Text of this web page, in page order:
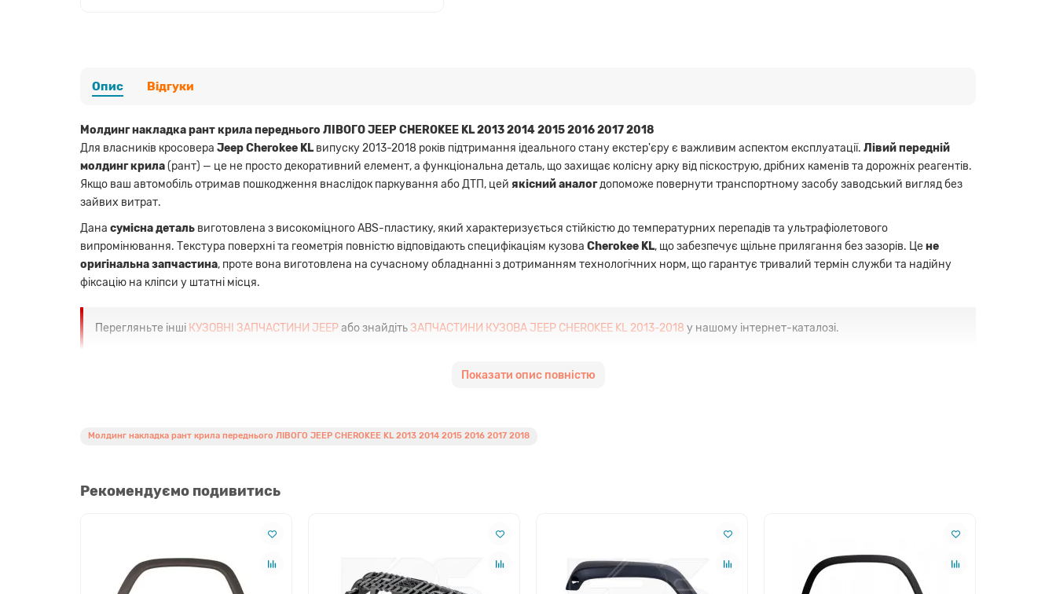
Опис Відгуки
Молдинг накладка рант крила переднього ЛІВОГО JEEP CHEROKEE KL 2013 2014 2015 2016 2017 2018
Для власників кросовера Jeep Cherokee KLвипуску 2013-2018 років підтримання ідеального стану екстер'єру є важливим аспектом експлуатації. Лівий передній
молдинг крила(рант) — це не просто декоративний елемент, а функціональна деталь, що захищає колісну арку від піскострую, дрібних каменів та дорожніх реагентів.
Якщо ваш автомобіль отримав пошкодження внаслідок паркування або ДТП, цей якісний аналогдопоможе повернути транспортному засобу заводський вигляд без
зайвих витрат.
Дана сумісна деталь виготовлена з високоміцного ABS-пластику, який характеризується стійкістю до температурних перепадів та ультрафіолетового
випромінювання. Текстура поверхні та геометрія повністю відповідають специфікаціям кузова Cherokee KL, що забезпечує щільне прилягання без зазорів. Цене
оригінальна запчастина, проте вона виготовлена на сучасному обладнанні з дотриманням технологічних норм, що гарантує тривалий термін служби та надійну
фіксацію на кліпси у штатні місця.
Перегляньте інші КУЗОВНІ ЗАПЧАСТИНИ JEEPабо знайдітьЗАПЧАСТИНИ КУЗОВА JEEP CHEROKEE KL 2013-2018 у нашому інтернет-каталозі.
Хороша геометрія:деталь легко встановлюється, повторюючи всі вигини кузова.
Сумісність
Покоління:KL
Роки випуску:
2013, 2014, 2015, 2016, 2017, 2018
Показати опис повністю
Молдинг накладка рант крила переднього ЛІВОГО JEEP CHEROKEE KL 2013 2014 2015 2016 2017 2018
Рекомендуємо подивитись